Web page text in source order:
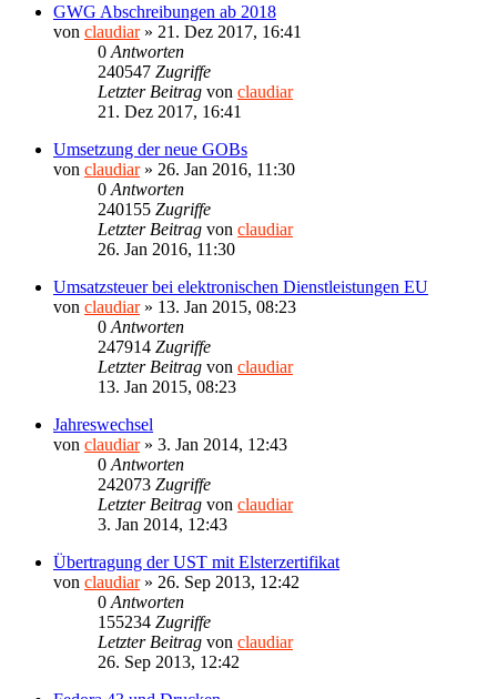
GWG Abschreibungen ab 2018
von claudiar» 21. Dez 2017, 16:41
0 Antworten
240547 Zugriffe
Letzter Beitrag von claudiar
21. Dez 2017, 16:41
Umsetzung der neue GOBs
von claudiar» 26. Jan 2016, 11:30
0 Antworten
240155 Zugriffe
Letzter Beitrag von claudiar
26. Jan 2016, 11:30
Umsatzsteuer bei elektronischen Dienstleistungen EU
von claudiar» 13. Jan 2015, 08:23
0 Antworten
247914 Zugriffe
Letzter Beitrag von claudiar
13. Jan 2015, 08:23
Jahreswechsel
von claudiar» 3. Jan 2014, 12:43
0 Antworten
242073 Zugriffe
Letzter Beitrag von claudiar
3. Jan 2014, 12:43
Übertragung der UST mit Elsterzertifikat
von claudiar» 26. Sep 2013, 12:42
0 Antworten
155234 Zugriffe
Letzter Beitrag von claudiar
26. Sep 2013, 12:42